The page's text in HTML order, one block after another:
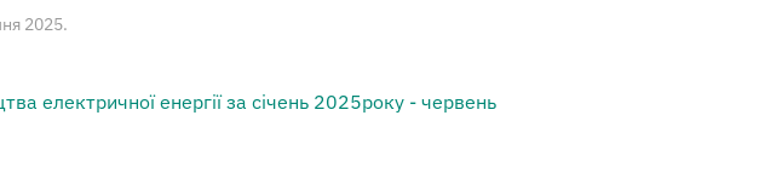
2025.
електричної енергії за січень 2025року - червень